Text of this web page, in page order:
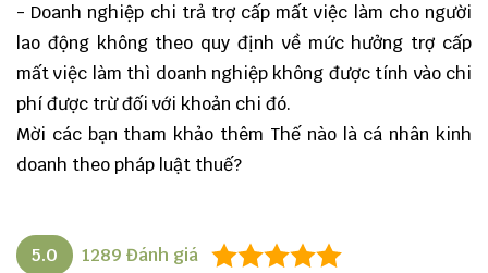
- Doanh nghiệp chi trả trợ cấp mất việc làm cho người
lao động không theo quy định về mức hưởng trợ cấp
mất việc làm thì doanh nghiệp không được tính vào chi
phí được trừ đối với khoản chi đó.
Mời các bạn tham khảo thêm Thế nào là cá nhân kinh
doanh theo pháp luật thuế?
5.0 1289 Đánh giá